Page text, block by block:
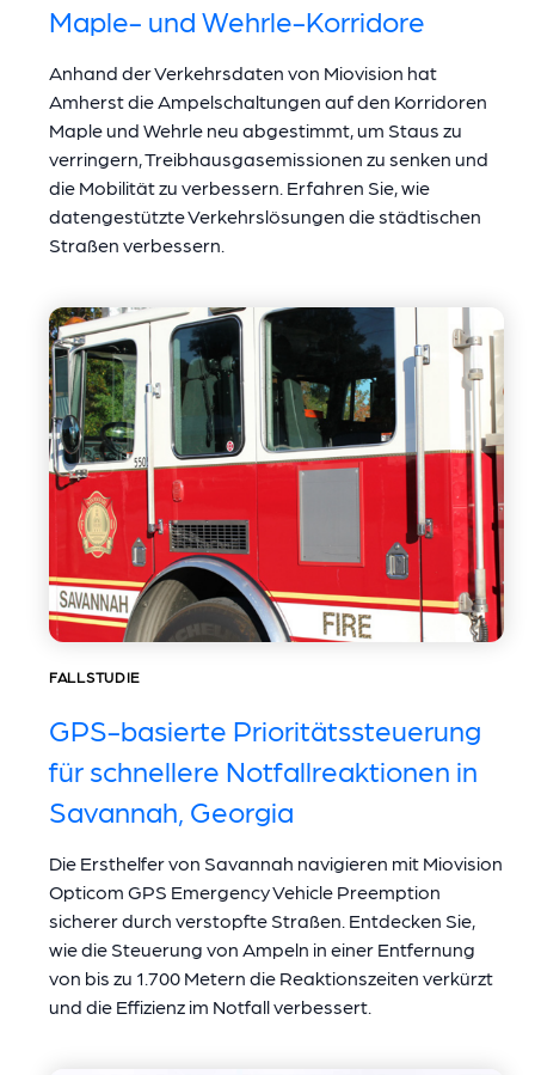
Maple- und Wehrle-Korridore
Anhand der Verkehrsdaten von Miovision hat
Amherst die Ampelschaltungen auf den Korridoren
Maple und Wehrle neu abgestimmt, um Staus zu
verringern, Treibhausgasemissionen zu senken und
die Mobilität zu verbessern. Erfahren Sie, wie
datengestützte Verkehrslösungen die städtischen
Straßen verbessern.
FALLSTUDIE
GPS-basierte Prioritätssteuerung
für schnellere Notfallreaktionen in
Savannah, Georgia
Die Ersthelfer von Savannah navigieren mit Miovision
Opticom GPS Emergency Vehicle Preemption
sicherer durch verstopfte Straßen. Entdecken Sie,
wie die Steuerung von Ampeln in einer Entfernung
von bis zu 1.700 Metern die Reaktionszeiten verkürzt
und die Effizienz im Notfall verbessert.